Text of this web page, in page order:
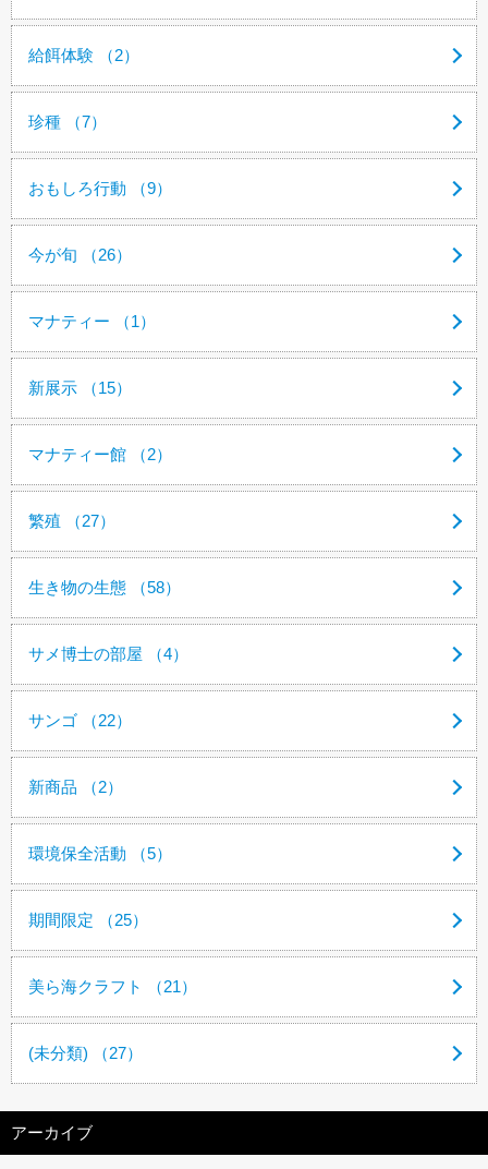
給餌体験 （2）
珍種 （7）
おもしろ行動 （9）
今が旬 （26）
マナティー （1）
新展示 （15）
マナティー館 （2）
繁殖 （27）
生き物の生態 （58）
サメ博士の部屋 （4）
サンゴ （22）
新商品 （2）
環境保全活動 （5）
期間限定 （25）
美ら海クラフト （21）
(未分類) （27）
アーカイブ